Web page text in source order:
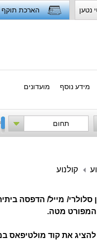
נטען הארכת תוקף
מידע נוסף מועדונים
תחום
קולנוע
סלולרי/ מייל/ הדפסה
המפורט מטה.
להציג את קוד מולטיפאס